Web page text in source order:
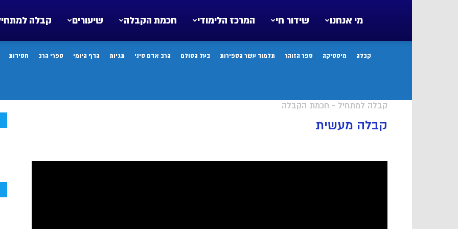
קבלה שיעורים חכמת הקבלה המרכז הלימודי שידור חי מי אנחנו
קבלה מיסטיקה ספר הזוהר תלמוד עשר הספירות בעל הסולם הרב אדם סיני תגיות הדף היומי ספרי הרב חסידות
קבלה למתחיל - חכמת הקבלה
קבלה מעשית